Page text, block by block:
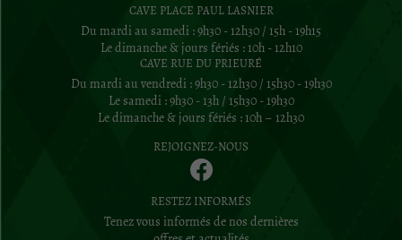
CAVE PLACE PAUL LASNIER
Du mardi au samedi : 9h30 - 12h30 / 15h - 19h15
Le dimanche & jours fériés : 10h - 12h10
CAVE RUE DU PRIEURÉ
Du mardi au vendredi : 9h30 - 12h30 / 15h30 - 19h30
Le samedi : 9h30 - 13h / 15h30 - 19h30
Le dimanche & jours fériés : 10h – 12h30
REJOIGNEZ-NOUS
RESTEZ INFORMÉS
Tenez vous informés de nos dernières